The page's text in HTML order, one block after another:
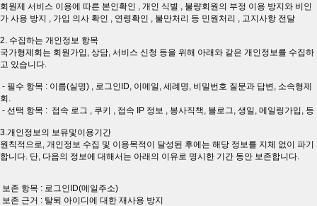
회원제 서비스 이용에 따른 본인확인 , 개인 식별 , 불량회원의 부정 이용 방지와 비인
가 사용 방지 , 가입 의사 확인 , 연령확인 , 불만처리 등 민원처리 , 고지사항 전달
2. 수집하는 개인정보 항목
국가형제회는 회원가입, 상담, 서비스 신청 등을 위해 아래와 같은 개인정보를 수집하
고 있습니다.
- 필수 항목 : 이름(실명) , 로그인ID, 이메일, 세례명, 비밀번호 질문과 답변, 소속형제
회.
- 선택 항목 : 접속 로그 , 쿠키 , 접속 IP 정보 , 봉사직책, 블로그, 생일, 메일링가입, 등
3.개인정보의 보유및이용기간
원칙적으로, 개인정보 수집 및 이용목적이 달성된 후에는 해당 정보를 지체 없이 파기
합니다. 단, 다음의 정보에 대해서는 아래의 이유로 명시한 기간 동안 보존합니다.
보존 항목 : 로그인ID(메일주소)
보존 근거 : 탈퇴 아이디에 대한 재사용 방지